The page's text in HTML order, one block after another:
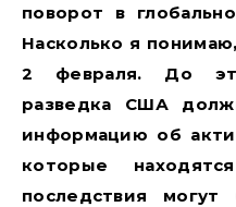
поворот в
Насколько я
2 февраля. До
разведка США
информацию об
которые
последствия